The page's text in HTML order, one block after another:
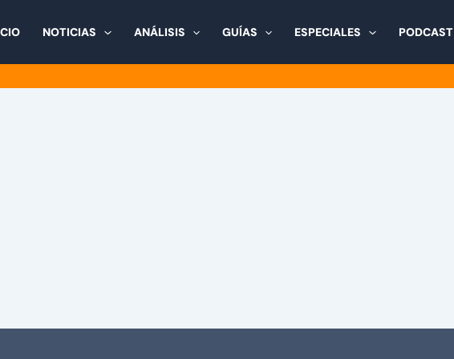
NOTICIAS ANÁLISIS GUÍAS ESPECIALES PODCAST